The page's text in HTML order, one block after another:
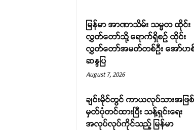
မြန်မာ အာဏာသိမ်း သမ္မတ ထိုင်း
လွှတ်တော်သို့ ရောက်ရှိစဉ် ထိုင်း
လွှတ်တော်အမတ်တစ်ဦး အော်ဟ
ဆန္ဒပြ
August 7, 2026
ချင်းမိုင်တွင် ကာယလုပ်သားအဖြစ်
မှတ်ပုံတင်ထားပြီး သန့်ရှင်းရေး
အလုပ်လုပ်ကိုင်သည့် မြန်မာ